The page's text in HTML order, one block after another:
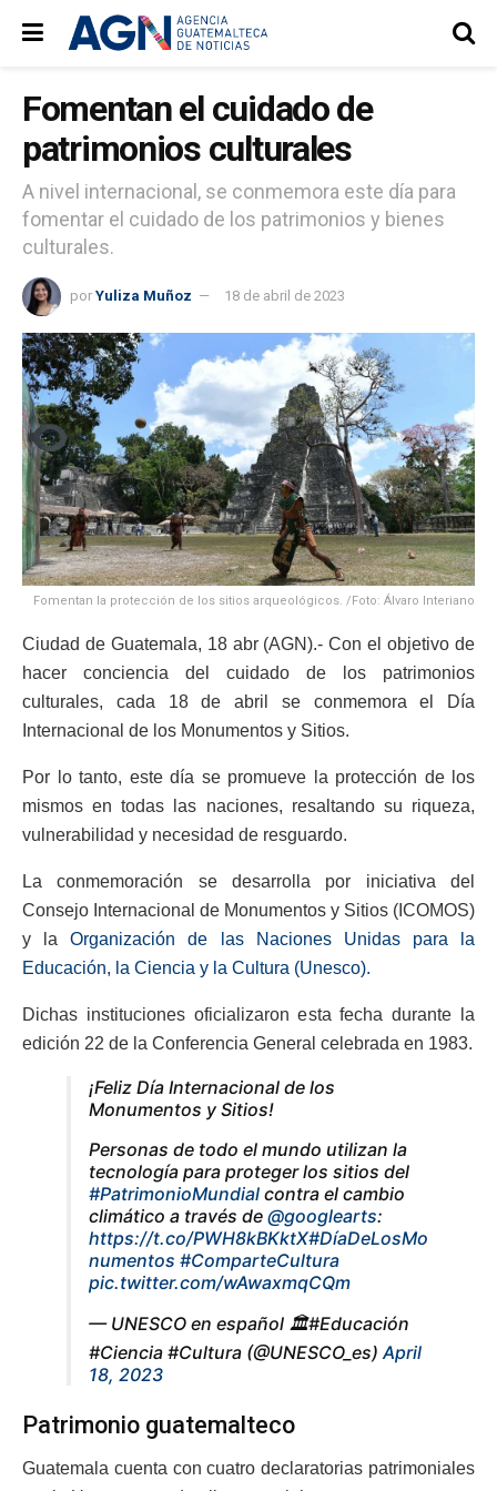
Fomentan el cuidado de
patrimonios culturales
A nivel internacional, se conmemora este día para
fomentar el cuidado de los patrimonios y bienes
culturales.
por Yuliza Muñoz 18 de abril de 2023
Fomentan la protección de los sitios arqueológicos. /Foto: Álvaro Interiano
Ciudad de Guatemala, 18 abr (AGN).- Con el objetivo de
hacer conciencia del cuidado de los patrimonios
culturales, cada 18 de abril se conmemora el Día
Internacional de los Monumentos y Sitios.
Por lo tanto, este día se promueve la protección de los
mismos en todas las naciones, resaltando su riqueza,
vulnerabilidad y necesidad de resguardo.
La conmemoración se desarrolla por iniciativa del
Consejo Internacional de Monumentos y Sitios (ICOMOS)
y la Organización de las Naciones Unidas para la
Educación, la Ciencia y la Cultura (Unesco).
Dichas instituciones oficializaron esta fecha durante la
edición 22 de la Conferencia General celebrada en 1983.
¡Feliz Día Internacional de los
Monumentos y Sitios!
Personas de todo el mundo utilizan la
tecnología para proteger los sitios del
#PatrimonioMundial contra el cambio
climático a través de @googlearts:
https://t.co/PWH8kBKktX#DíaDeLosMo
numentos #ComparteCultura
pic.twitter.com/wAwaxmqCQm
— UNESCO en español 🏛️#Educación
#Ciencia #Cultura (@UNESCO_es) April
18, 2023
Patrimonio guatemalteco
Guatemala cuenta con cuatro declaratorias patrimoniales